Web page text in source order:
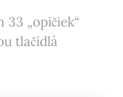
33 „opičiek“
tlačidlá